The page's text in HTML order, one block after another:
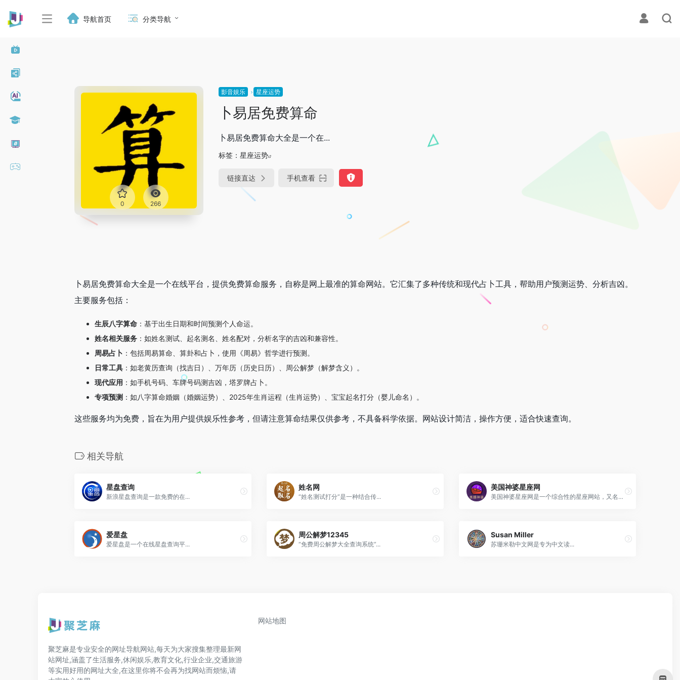
导航首页 分类导航
0 266
影音娱乐 星座运势
卜易居免费算命
卜易居免费算命大全是一个在...
标签： 星座运势
链接直达 手机查看
卜易居免费算命大全是一个在线平台，提供免费算命服务，自称是网上最准的算命网站。它汇集了多种传统和现代占卜工具，帮助用户预测运势、分析吉凶。
主要服务包括：
生辰八字算命 ：基于出生日期和时间预测个人命运。
姓名相关服务 ：如姓名测试、起名测名、姓名配对，分析名字的吉凶和兼容性。
周易占卜 ：包括周易算命、算卦和占卜，使用《周易》哲学进行预测。
日常工具 ：如老黄历查询（找吉日）、万年历（历史日历）、周公解梦（解梦含义）。
现代应用 ：如手机号码、车牌号码测吉凶，塔罗牌占卜。
专项预测 ：如八字算命婚姻（婚姻运势）、2025年生肖运程（生肖运势）、宝宝起名打分（婴儿命名）。
这些服务均为免费，旨在为用户提供娱乐性参考，但请注意算命结果仅供参考，不具备科学依据。网站设计简洁，操作方便，适合快速查询。
相关导航
星盘查询
新浪星盘查询是一款免费的在...
姓名网
“姓名测试打分”是一种结合传...
美国神婆星座网
美国神婆星座网是一个综合性的星座网站，又名：最星座/神婆网等。 致力于为广大网友提供最全面的星座信息。
爱星盘
爱星盘是一个在线星盘查询平...
周公解梦12345
“免费周公解梦大全查询系统”...
Susan Miller
苏珊米勒中文网是专为中文读...
聚芝麻是专业安全的网址导航网站,每天为大家搜集整理最新网
站网址,涵盖了生活服务,休闲娱乐,教育文化,行业企业,交通旅游
等实用好用的网址大全,在这里你将不会再为找网站而烦恼,请
网站地图